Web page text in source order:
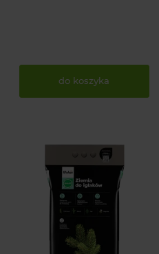
do koszyka